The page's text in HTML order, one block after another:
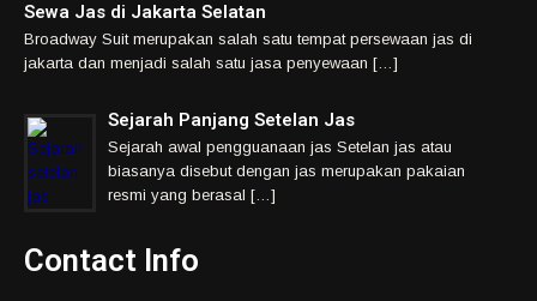
Sewa Jas di Jakarta Selatan
Broadway Suit merupakan salah satu tempat persewaan jas di
jakarta dan menjadi salah satu jasa penyewaan […]
Sejarah Panjang Setelan Jas
Sejarah awal pengguanaan jas Setelan jas atau
biasanya disebut dengan jas merupakan pakaian
resmi yang berasal […]
Contact Info